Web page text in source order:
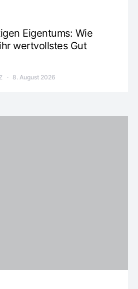
Eigentums: Wie
wertvollstes Gut
8. August 2026